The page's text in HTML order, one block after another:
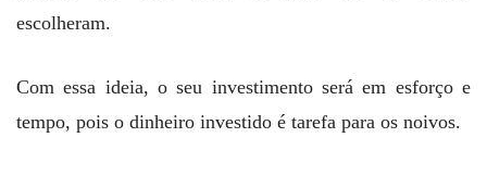
escolheram.
Com essa ideia, o seu investimento será em esforço e
tempo, pois o dinheiro investido é tarefa para os noivos.